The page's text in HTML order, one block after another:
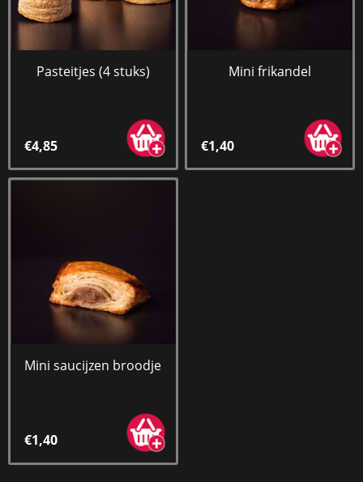
Pasteitjes (4 stuks)
€4,85
Mini frikandel
€1,40
Mini saucijzen broodje
€1,40